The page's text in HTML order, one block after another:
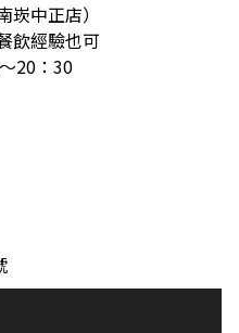
中正店）
飲經驗也可
20：30